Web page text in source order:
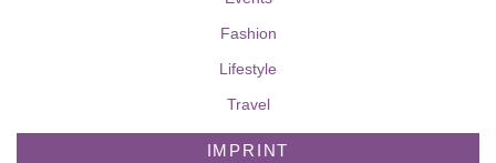
Fashion
Lifestyle
Travel
IMPRINT